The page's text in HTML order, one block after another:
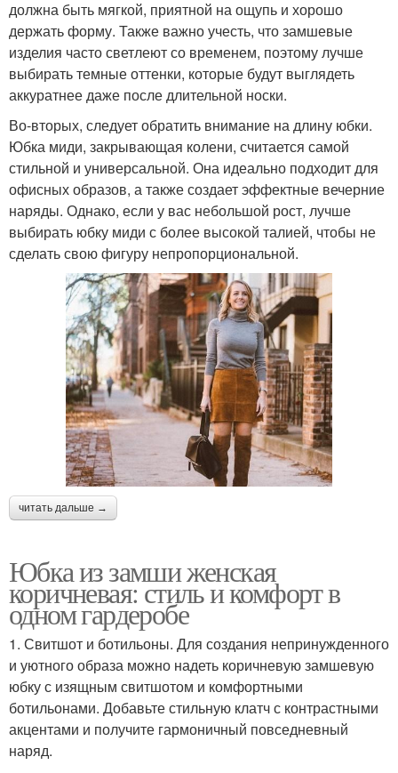
должна быть мягкой, приятной на ощупь и хорошо
держать форму. Также важно учесть, что замшевые
изделия часто светлеют со временем, поэтому лучше
выбирать темные оттенки, которые будут выглядеть
аккуратнее даже после длительной носки.
Во-вторых, следует обратить внимание на длину юбки.
Юбка миди, закрывающая колени, считается самой
стильной и универсальной. Она идеально подходит для
офисных образов, а также создает эффектные вечерние
наряды. Однако, если у вас небольшой рост, лучше
выбирать юбку миди с более высокой талией, чтобы не
сделать свою фигуру непропорциональной.
читать дальше →
Юбка из замши женская
коричневая: стиль и комфорт в
одном гардеробе
1. Свитшот и ботильоны. Для создания непринужденного
и уютного образа можно надеть коричневую замшевую
юбку с изящным свитшотом и комфортными
ботильонами. Добавьте стильную клатч с контрастными
акцентами и получите гармоничный повседневный
наряд.